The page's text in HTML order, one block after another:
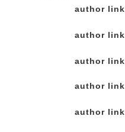
author link
author link
author link
author link
author link